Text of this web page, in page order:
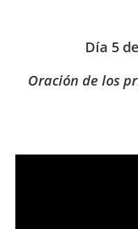
Día 5
Oración de los